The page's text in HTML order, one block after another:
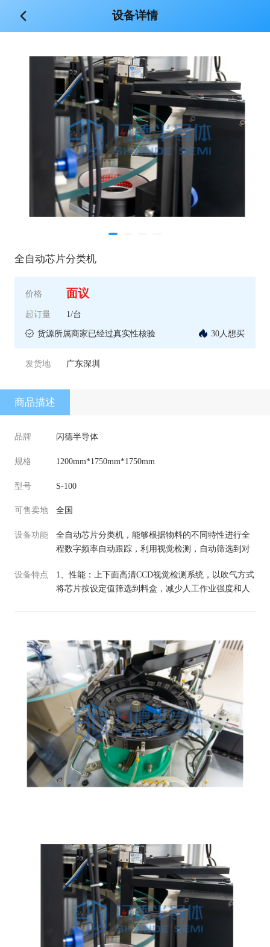
设备详情
全自动芯片分类机
价格 面议
起订量 1/台
货源所属商家已经过真实性核验 30人想买
发货地 广东深圳
商品描述
品牌 闪德半导体
规格 1200mm*1750mm*1750mm
型号 S-100
可售卖地 全国
设备功能
全自动芯片分类机，能够根据物料的不同特性进行全
程数字频率自动跟踪，利用视觉检测，自动筛选到对
自动筛选到设定料盒，大大提升后续摆盘效率；可用
于BGA等混合散装芯片通过设备振动盘传输，此设备
设备特点
1、性能：上下面高清CCD视觉检测系统，以吹气方式
将芯片按设定值筛选到料盒，减少人工作业强度和人